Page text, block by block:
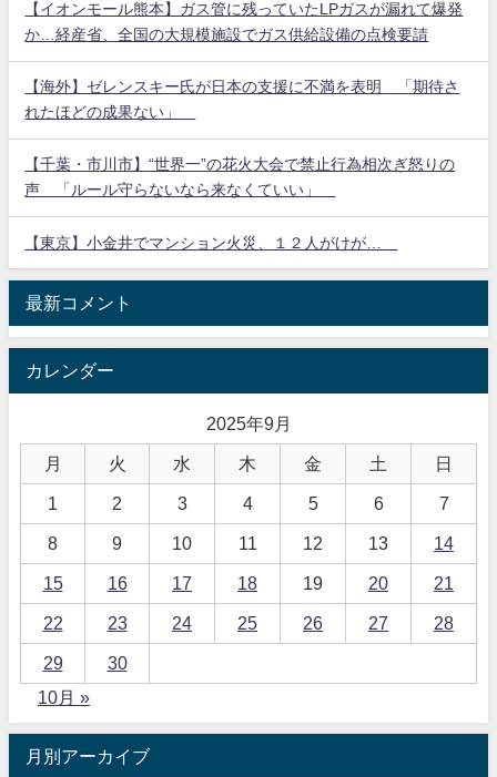
【イオンモール熊本】ガス管に残っていたLPガスが漏れて爆発
か…経産省、全国の大規模施設でガス供給設備の点検要請
【海外】ゼレンスキー氏が日本の支援に不満を表明 「期待さ
れたほどの成果ない」
【千葉・市川市】“世界一”の花火大会で禁止行為相次ぎ怒りの
声 「ルール守らないなら来なくていい」
【東京】小金井でマンション火災、１２人がけが…
最新コメント
カレンダー
2025年9月
月 火 水 木 金 土 日
1 2 3 4 5 6 7
8 9 10 11 12 13 14
15 16 17 18 19 20 21
22 23 24 25 26 27 28
29
30
10月 »
月別アーカイブ